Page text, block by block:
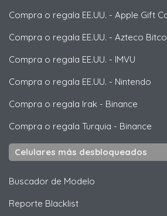
Compra o regala EE.UU. - Apple Gift
Compra o regala EE.UU. - Azteco
Compra o regala EE.UU. - IMVU
Compra o regala EE.UU. - Nintendo
Compra o regala Irak - Binance
Compra o regala Turquia - Binance
Celulares más desbloqueados
Buscador de Modelo
Reporte Blacklist